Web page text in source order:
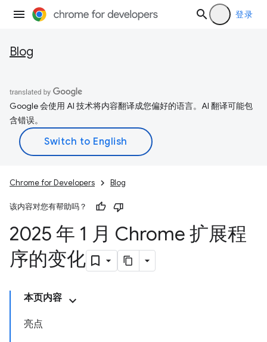
登录
Blog
Google 会使用 AI 技术将内容翻译成您偏好的语言。AI 翻译可能包
含错误。
Chrome for Developers Blog
该内容对您有帮助吗？
2025 年 1 月 Chrome 扩展程
序的变化
本页内容
亮点